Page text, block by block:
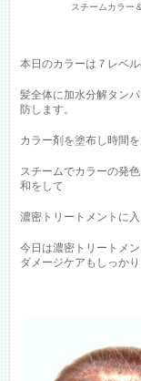
スチームカラー
本日のカラーは７レベ
髪全体に加水分解タン
防します。
カラー剤を塗布し時間
スチームでカラーの発
和をして
濃密トリートメントに入
今日は濃密トリートメ
ダメージケアもしっかり